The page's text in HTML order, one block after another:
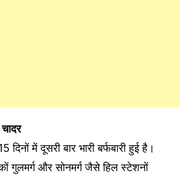
दिनों में दूसरी बार भारी बर्फबारी हुई है।
गुलमर्ग और सोनमर्ग जैसे हिल स्टेशनों